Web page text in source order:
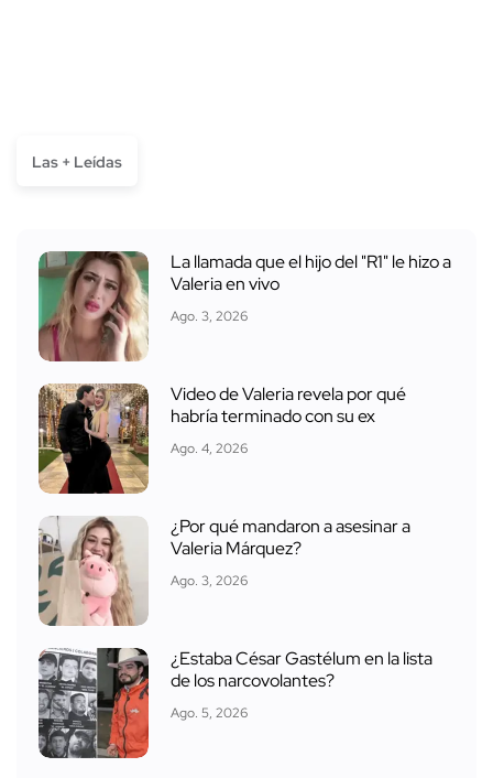
Las + Leídas
La llamada que el hijo del "R1" le hizo a
Valeria en vivo
Ago. 3, 2026
Video de Valeria revela por qué
habría terminado con su ex
Ago. 4, 2026
¿Por qué mandaron a asesinar a
Valeria Márquez?
Ago. 3, 2026
¿Estaba César Gastélum en la lista
de los narcovolantes?
Ago. 5, 2026